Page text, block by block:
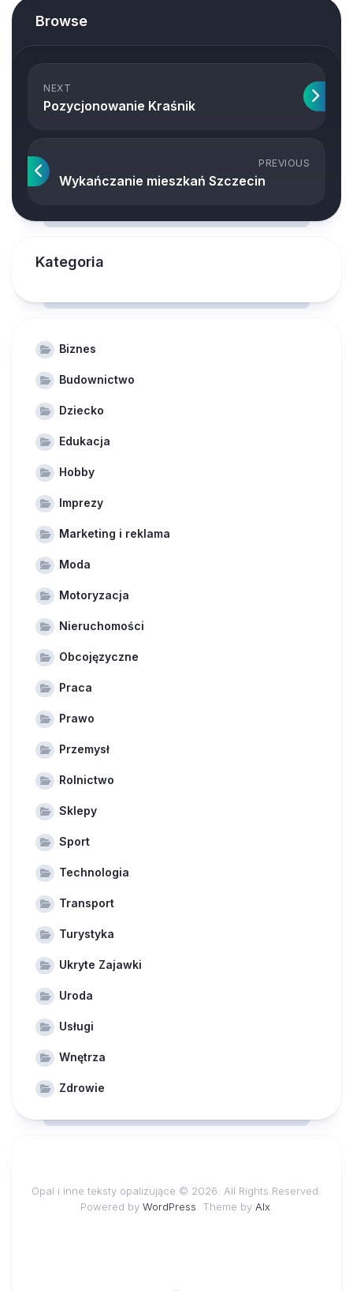
Browse
NEXT
Pozycjonowanie Kraśnik
PREVIOUS
Wykańczanie mieszkań Szczecin
Kategoria
Biznes
Budownictwo
Dziecko
Edukacja
Hobby
Imprezy
Marketing i reklama
Moda
Motoryzacja
Nieruchomości
Obcojęzyczne
Praca
Prawo
Przemysł
Rolnictwo
Sklepy
Sport
Technologia
Transport
Turystyka
Ukryte Zajawki
Uroda
Usługi
Wnętrza
Zdrowie
Opal i inne teksty opalizujące © 2026. All Rights Reserved.
Powered by WordPress . Theme by Alx